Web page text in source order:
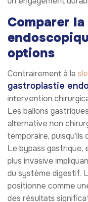
Comparer
options
Contrairement à la
gastroplastie
intervention
Les ballons
alternative non
temporaire,
Le bypass gastrique,
plus invasive
du système digestif.
positionne comme
des résultats